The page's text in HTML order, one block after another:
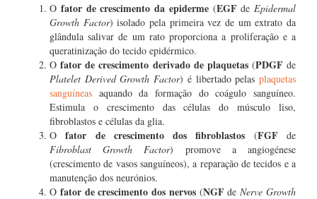
O fator de crescimento da epiderme(EGFde Epidermal
Growth Factor) isolado pela primeira vez de um extrato da
glândula salivar de um rato proporciona a proliferação e a
queratinização do tecido epidérmico.
Ofator de crescimento derivado de plaquetas(PDGFde
Platelet Derived Growth Factor) é libertado pelasplaquetas
sanguíneas aquando da formação do coágulo sanguíneo.
Estimula o crescimento das células do músculo liso,
fibroblastos e células da glia.
Ofator de crescimento dos fibroblastos (FGFde
Fibroblast Growth Factor) promove a angiogénese
(crescimento de vasos sanguíneos), a reparação de tecidos e a
manutenção dos neurónios.
O fator de crescimento dos nervos(NGFdeNerve Growth